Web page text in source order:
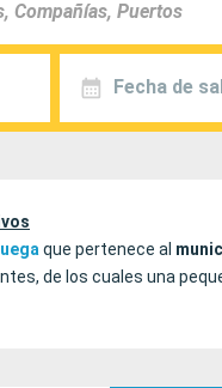
Fecha de
que pertenece al
de los cuales una